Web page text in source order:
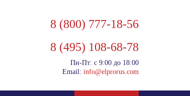
8 (800) 777-18-56
8 (495) 108-68-78
Пн-Пт: с 9:00 до 18:00
Email: info@elprorus.com